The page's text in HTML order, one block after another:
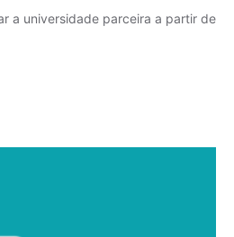
a universidade parceira a partir de